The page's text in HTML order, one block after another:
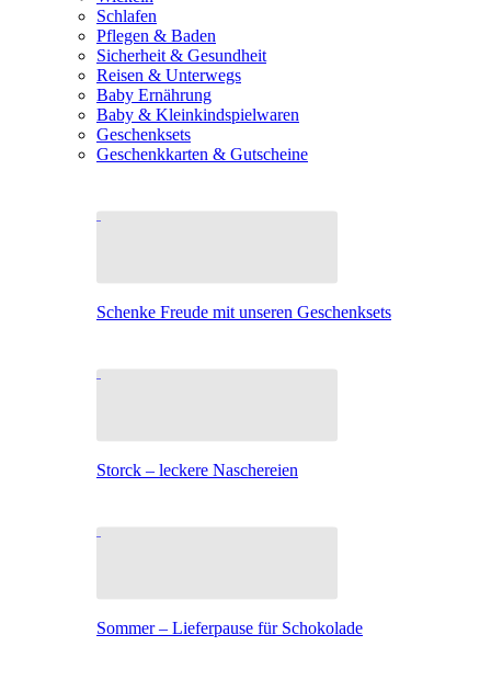
Schlafen
Pflegen & Baden
Sicherheit & Gesundheit
Reisen & Unterwegs
Baby Ernährung
Baby & Kleinkindspielwaren
Geschenksets
Geschenkkarten & Gutscheine
Schenke Freude mit unseren Geschenksets
Storck – leckere Naschereien
Sommer – Lieferpause für Schokolade